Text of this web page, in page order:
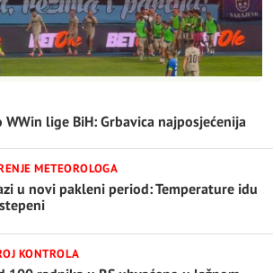
lige BiH: Grbavica najposjećenija
METEOROLOGA
u novi pakleni period: Temperature idu
KONTROLA